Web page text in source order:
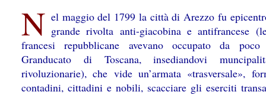
N el maggio del 1799 la città di Arezzo fu
grande rivolta anti-giacobina e antifrancese
francesi repubblicane avevano occupato da poco
Granducato di Toscana, insediandovi
rivoluzionarie), che vide un’armata «trasversale»,
contadini, cittadini e nobili, scacciare gli eserciti